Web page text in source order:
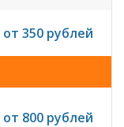
от 350 рублей
от 800 рублей